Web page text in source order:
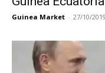
Guinea Market - 27/10/2019